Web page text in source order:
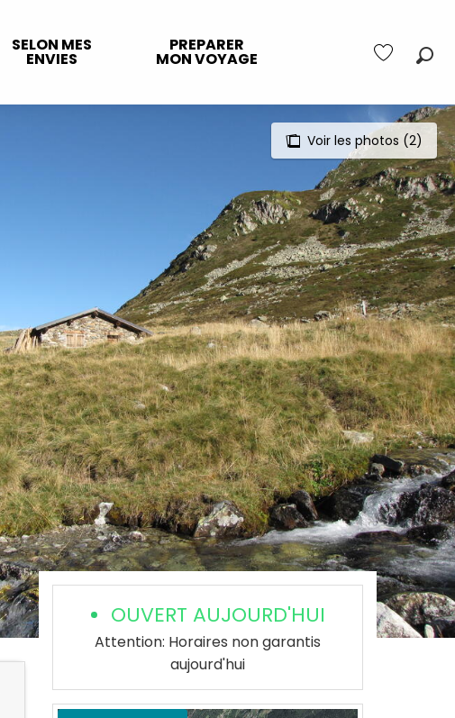
SELON MES
ENVIES
PREPARER
MON VOYAGE
Voir les photos (2)
OUVERT AUJOURD'HUI
Attention: Horaires non garantis
aujourd'hui